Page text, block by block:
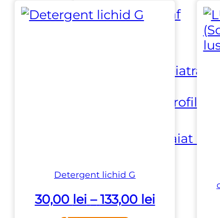
⏵ Aspirare praf
manipulare piatra
⏵ Masini de profilat
⏵ Masini de taiat si
suprafata
până
327,00 lei
Detergent lichid G
30,00 lei – 133,00 leiInterval